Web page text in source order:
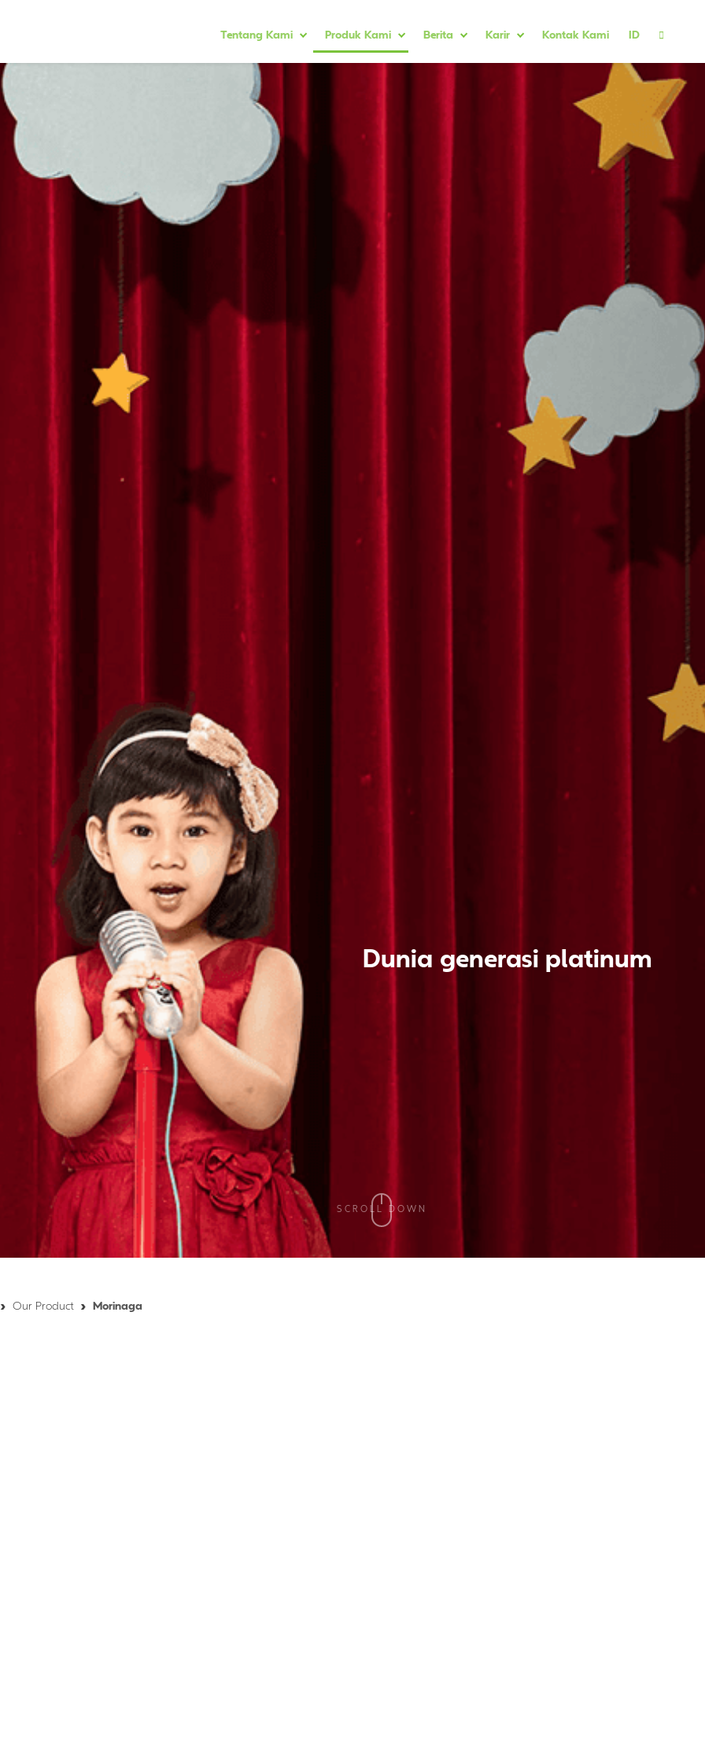
ID
Tentang Kami Produk Kami Berita Karir Kontak Kami
Dunia generasi platinum
SCROLL DOWN
Our Product Morinaga